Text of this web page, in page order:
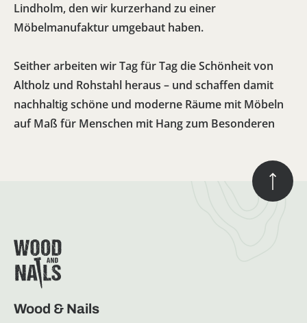
Lindholm, den wir kurzerhand zu einer
Möbelmanufaktur umgebaut haben.
Seither arbeiten wir Tag für Tag die Schönheit von
Altholz und Rohstahl heraus – und schaffen damit
nachhaltig schöne und moderne Räume mit Möbeln
auf Maß für Menschen mit Hang zum Besonderen
Wood & Nails